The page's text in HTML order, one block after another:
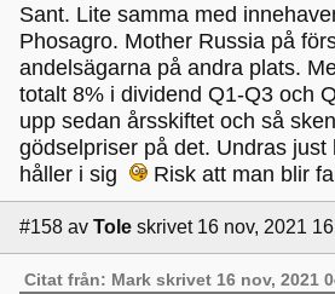
Sant. Lite samma med
Phosagro. Mother Russia på
andelsägarna på andra plats.
totalt 8% i dividend Q1-Q3 och
upp sedan årsskiftet och så
gödselpriser på det. Undras just
håller i sig
Risk att man blir
#158 av Tole skrivet 16 nov, 2021
Citat från: Mark skrivet 16 nov, 2021